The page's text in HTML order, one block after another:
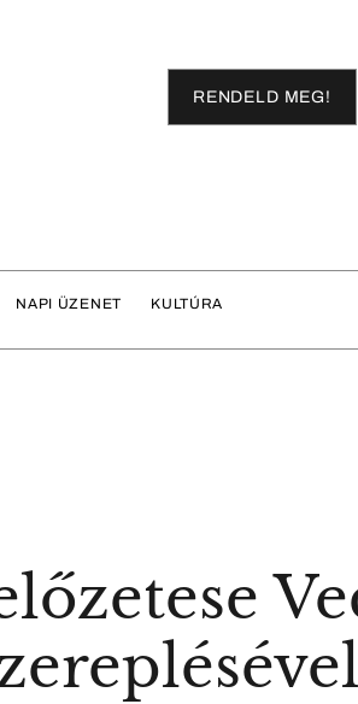
RENDELD MEG!
NAPI ÜZENET KULTÚRA